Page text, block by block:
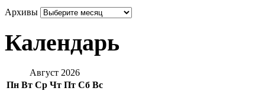
Архивы
Календарь
Август 2026
Пн Вт Ср Чт Пт Сб Вс